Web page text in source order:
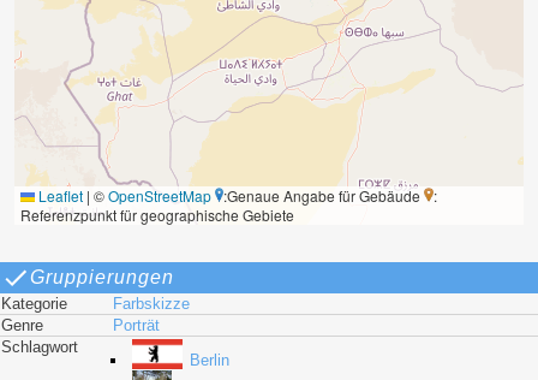
Leaflet | ©OpenStreetMap :Genaue Angabe für Gebäude :
Referenzpunkt für geographische Gebiete
Gruppierungen
Kategorie
Farbskizze
Genre
Porträt
Schlagwort
Berlin